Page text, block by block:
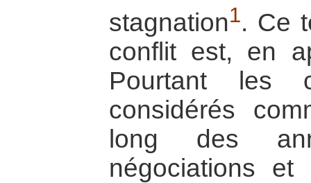
stagnation1. Ce
conflit est, en
Pourtant les
considérés
long des
négociations et